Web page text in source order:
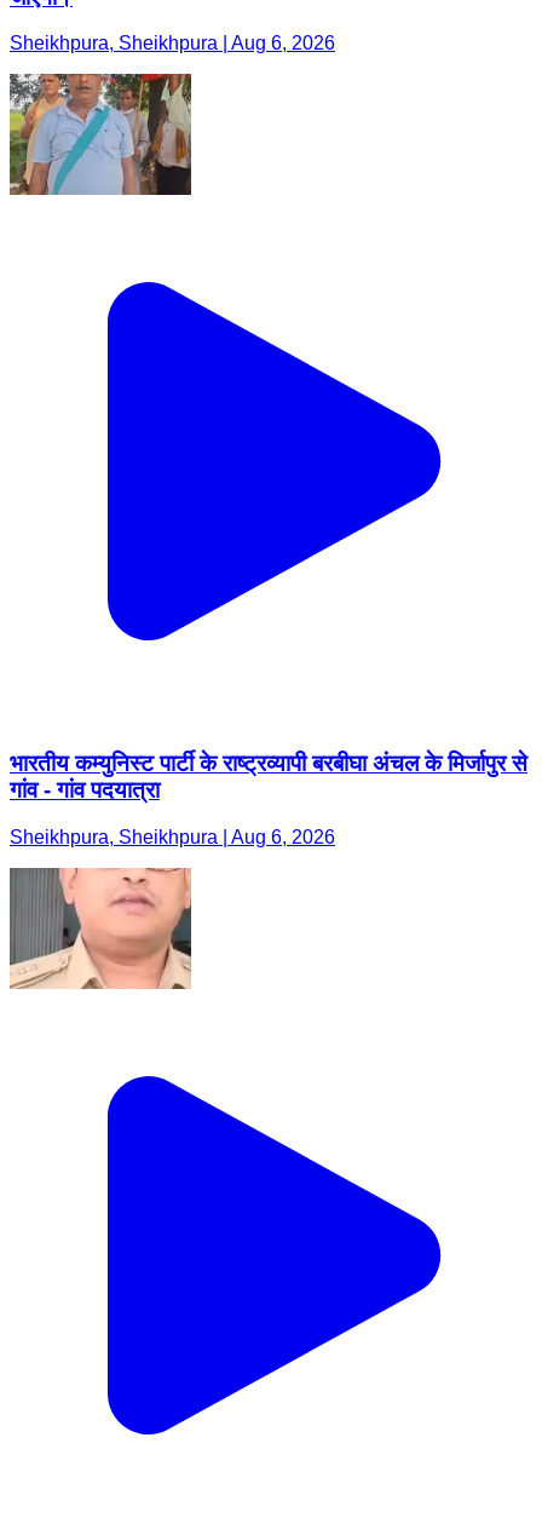
Sheikhpura, Sheikhpura | Aug 6, 2026
भारतीय कम्युनिस्ट पार्टी के राष्ट्रव्यापी बरबीघा अंचल के मिर्जापुर से
गांव - गांव पदयात्रा
Sheikhpura, Sheikhpura | Aug 6, 2026